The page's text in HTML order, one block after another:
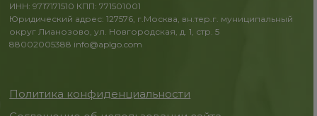
ИНН: 9717171510 КПП: 771501001
Юридический адрес: 127576, г.Москва, вн.тер.г. муниципальный
округ Лианозово, ул. Новгородская, д. 1, стр. 5
88002005388 info@aplgo.com
Политика конфиденциальности